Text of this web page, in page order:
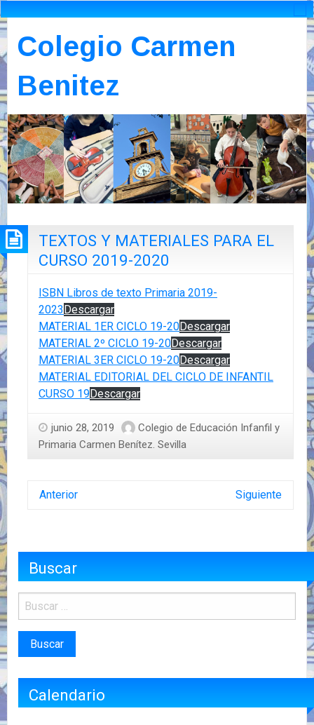
Colegio Carmen
Benitez
TEXTOS Y MATERIALES PARA EL
CURSO 2019-2020
ISBN Libros de texto Primaria 2019-
2023Descargar
MATERIAL 1ER CICLO 19-20Descargar
MATERIAL 2º CICLO 19-20Descargar
MATERIAL 3ER CICLO 19-20Descargar
MATERIAL EDITORIAL DEL CICLO DE INFANTIL
CURSO 19Descargar
junio 28, 2019
Colegio de Educación Infanfil y
Primaria Carmen Benítez. Sevilla
Anterior Siguiente
Buscar
Calendario